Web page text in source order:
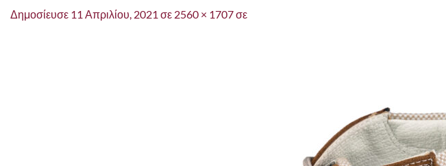
Δημοσίευσε 11 Απριλίου, 2021 σε 2560 × 1707σε